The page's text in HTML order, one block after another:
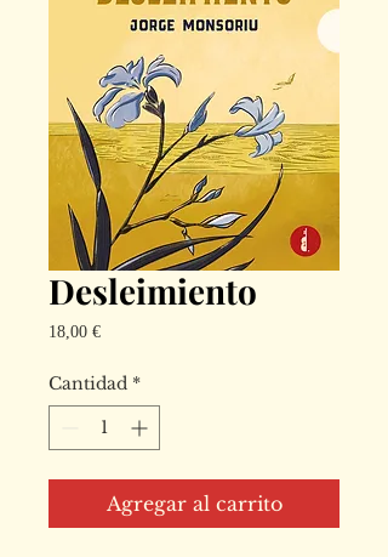
Desleimiento
18,00 €Precio
Cantidad *
Agregar al carrito